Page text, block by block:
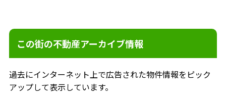
この街の不動産アーカイブ情報
過去にインターネット上で広告された物件情報をピック
アップして表示しています。